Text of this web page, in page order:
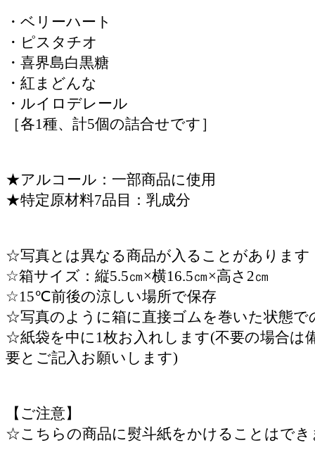
・ベリーハート
・ピスタチオ
・喜界島白黒糖
・紅まどんな
・ルイロデレール
［各1種、計5個の詰合せです］
★アルコール：一部商品に使用
★特定原材料7品目：乳成分
☆写真とは異なる商品が入ることがあります
☆箱サイズ：縦5.5㎝×横16.5㎝×高さ2㎝
☆15℃前後の涼しい場所で保存
☆写真のように箱に直接ゴムを巻いた状態で
☆紙袋を中に1枚お入れします(不要の場合は
要とご記入お願いします)
【ご注意】
☆こちらの商品に熨斗紙をかけることはでき